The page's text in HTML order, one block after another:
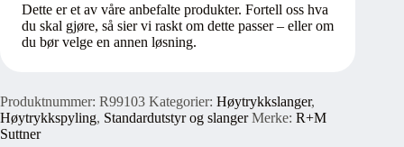
Dette er et av våre anbefalte produkter. Fortell oss hva
du skal gjøre, så sier vi raskt om dette passer – eller om
du bør velge en annen løsning.
Produktnummer: R99103 Kategorier: Høytrykkslanger,
Høytrykkspyling, Standardutstyr og slanger Merke: R+M
Suttner